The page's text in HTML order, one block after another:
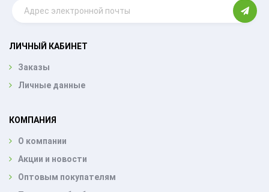
ЛИЧНЫЙ КАБИНЕТ
Заказы
Личные данные
КОМПАНИЯ
О компании
Акции и новости
Оптовым покупателям